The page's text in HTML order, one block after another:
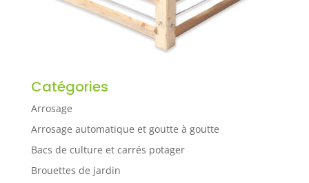
Catégories
Arrosage
Arrosage automatique et goutte à goutte
Bacs de culture et carrés potager
Brouettes de jardin